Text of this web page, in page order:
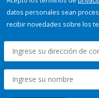
datos personales sean
recibir novedades sobre los